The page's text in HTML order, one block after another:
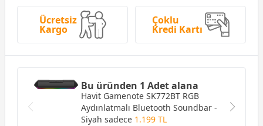
Ücretsiz
Kargo
Çoklu
Kredi Kartı
Bu üründen 1 Adet alana
Havit Gamenote SK772BT RGB
Aydınlatmalı Bluetooth Soundbar -
Siyah sadece 1.199 TL